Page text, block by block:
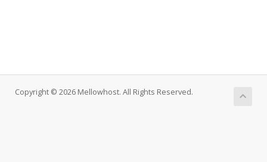
Copyright © 2026 Mellowhost. All Rights Reserved.